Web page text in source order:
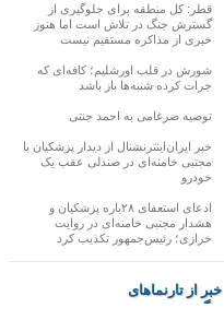
قطر: کل منطقه برای جلوگیری از
گسترش جنگ در تلاش است اما هنوز
خبری از مذاکره مستقیم نیست
شورش در قلب اورشلیم؛ کافه‌ای که
جرات کرده شنبه‌ها باز باشد
توصیه ضرغامی به احمد جنتی
خبر ایران‌اینترنشنال از دیدار پزشکیان با
مجتبی خامنه‌ای در صندلی عقب یک
خودرو
ادعای استعفای ۲۸باره پزشکیان و
هشدار مجتبی خامنه‌ای در روایت
خرازی؛ رئیس‌جمهور تکذیب کرد
خبر از تارنماهای
دیگر